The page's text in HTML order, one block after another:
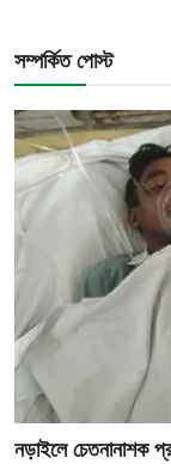
সম্পর্কিত পোস্ট
নড়াইলে চেতনানাশক